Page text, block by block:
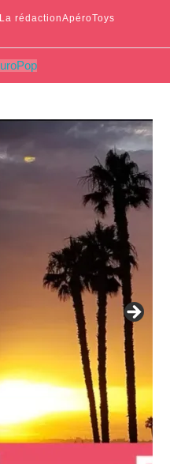
La rédactionApéroToys